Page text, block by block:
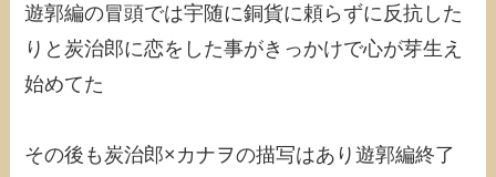
遊郭編の冒頭では宇随に銅貨に頼らずに反抗した
りと炭治郎に恋をした事がきっかけで心が芽生え
始めてた
その後も炭治郎×カナヲの描写はあり遊郭編終了